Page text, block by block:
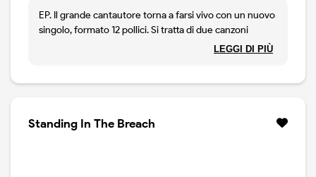
EP. Il grande cantautore torna a farsi vivo con un nuovo
singolo, formato 12 pollici. Si tratta di due canzoni
nuove, Downhill From Everywhere, classica Browne
LEGGI DI PIÙ
Standing In The Breach